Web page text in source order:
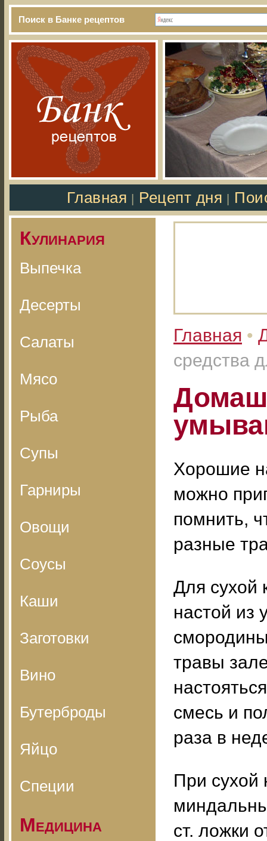
Поиск в Банке рецептов
Главная Рецепт дня
Кулинария
Выпечка
Десерты
Салаты
Мясо
Рыба
Супы
Гарниры
Овощи
Соусы
Каши
Заготовки
Вино
Бутерброды
Яйцо
Специи
Медицина
Главная •
средства
Хорошие
можно
помнить,
разные
Для сухой
настой из
травы
смесь и
раза в
При сухой
ст. ложки